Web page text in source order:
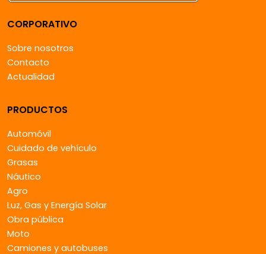
CORPORATIVO
Sobre nosotros
Contacto
Actualidad
PRODUCTOS
Automóvil
Cuidado de vehículo
Grasas
Náutico
Agro
Luz, Gas y Energía Solar
Obra pública
Moto
Camiones y autobuses